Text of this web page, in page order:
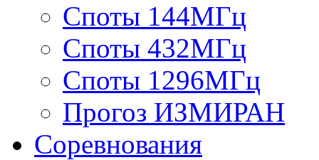
Споты 144МГц
Споты 432МГц
Споты 1296МГц
Прогоз ИЗМИРАН
Соревнования